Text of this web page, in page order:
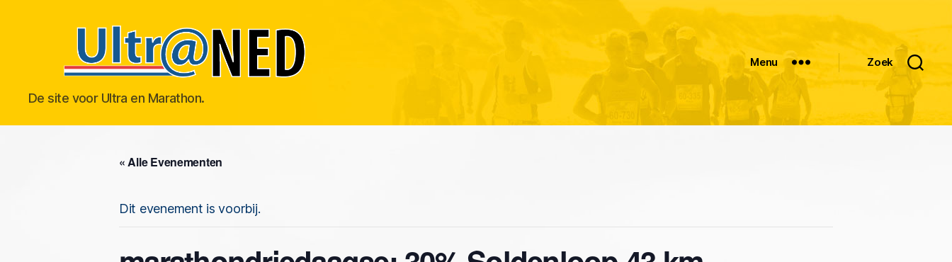
Ultraned
De site voor Ultra en Marathon.
Menu Zoek
« Alle Evenementen
Dit evenement is voorbij.